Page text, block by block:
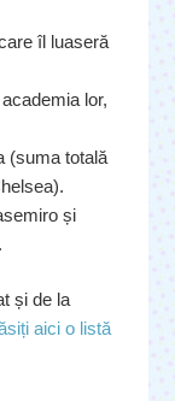
îl luaseră
lor,
(suma totală
și
și de la
aici o listă